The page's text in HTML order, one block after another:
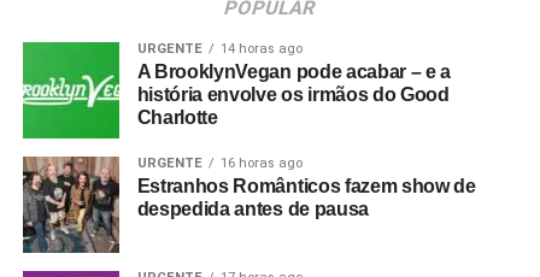
POPULAR
URGENTE 14 horas ago
A BrooklynVegan pode acabar – e a
história envolve os irmãos do Good
Charlotte
URGENTE 16 horas ago
Estranhos Românticos fazem show de
despedida antes de pausa